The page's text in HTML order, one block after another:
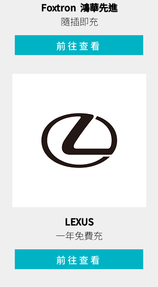
Foxtron 鴻華先進
隨插即充
前往查看
LEXUS
一年免費充
前往查看